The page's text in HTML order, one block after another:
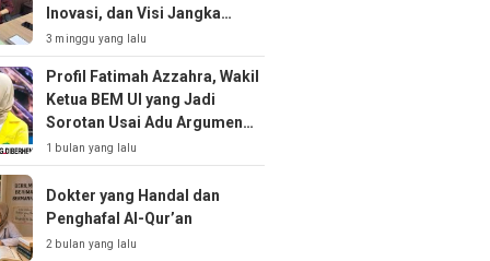
Inovasi, dan Visi Jangka
Panjang
3 minggu yang lalu
Profil Fatimah Azzahra, Wakil
Ketua BEM UI yang Jadi
Sorotan Usai Adu Argumen
soal MBG
1 bulan yang lalu
Dokter yang Handal dan
Penghafal Al-Qur’an
2 bulan yang lalu